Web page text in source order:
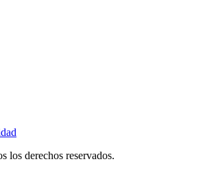
los derechos reservados.